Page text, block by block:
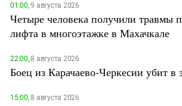
01:00,9 августа 2026
Четыре человека получили травмы
лифта в многоэтажке в Махачкале
22:00,8 августа 2026
Боец из Карачаево-Черкесии убит
15:00,8 августа 2026